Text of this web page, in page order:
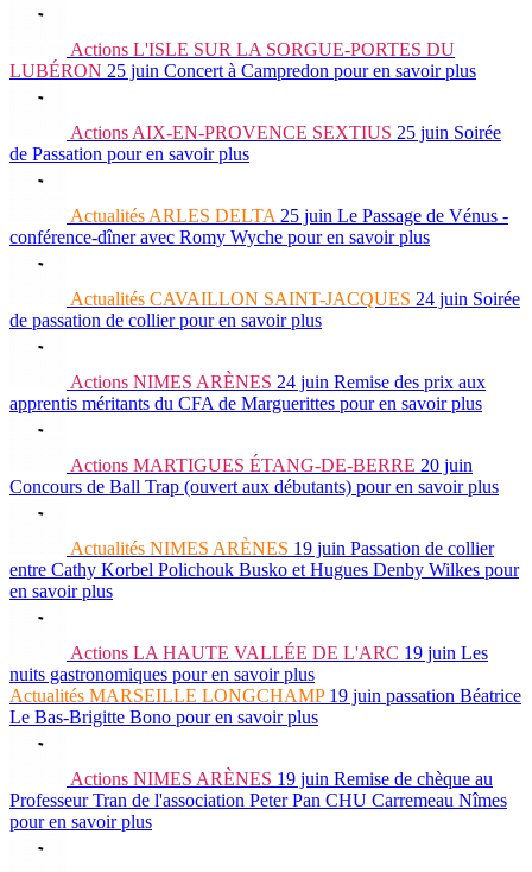
Actions L'ISLE SUR LA SORGUE-PORTES DU
LUBÉRON 25 juin Concert à Campredon pour en savoir plus
Actions AIX-EN-PROVENCE SEXTIUS 25 juin Soirée
de Passation pour en savoir plus
Actualités ARLES DELTA 25 juin Le Passage de Vénus -
conférence-dîner avec Romy Wyche pour en savoir plus
Actualités CAVAILLON SAINT-JACQUES 24 juin Soirée
de passation de collierpour en savoir plus
Actions NIMES ARÈNES 24 juin Remise des prix aux
apprentis méritants du CFA de Marguerittes pour en savoir plus
Actions MARTIGUES ÉTANG-DE-BERRE 20 juin
Concours de Ball Trap (ouvert aux débutants) pour en savoir plus
Actualités NIMES ARÈNES 19 juin Passation de collier
entre Cathy Korbel Polichouk Busko et Hugues Denby Wilkes pour
en savoir plus
Actions LA HAUTE VALLÉE DE L'ARC 19 juin Les
nuits gastronomiques pour en savoir plus
Actualités MARSEILLE LONGCHAMP 19 juin passation Béatrice
Le Bas-Brigitte Bono pour en savoir plus
Actions NIMES ARÈNES 19 juin Remise de chèque au
Professeur Tran de l'association Peter Pan CHU Carremeau Nîmes
pour en savoir plus